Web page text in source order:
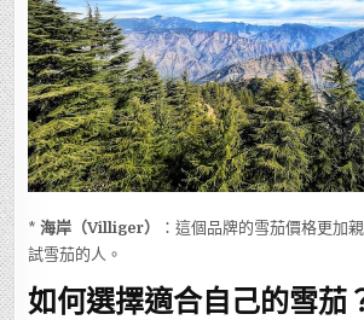
*海岸（Villiger）
：這個品牌的雪茄價格更加
試雪茄的人。
如何選擇適合自己的雪茄